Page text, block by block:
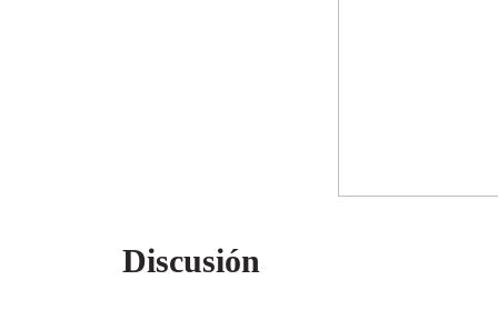
Discusión